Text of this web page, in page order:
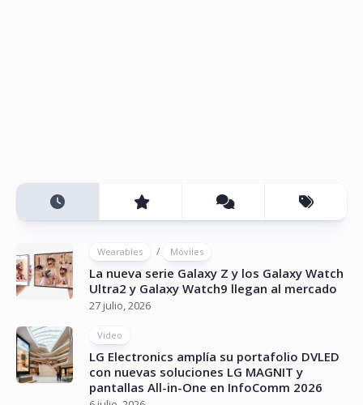
Wearables / Móviles
La nueva serie Galaxy Z y los Galaxy Watch
Ultra2 y Galaxy Watch9 llegan al mercado
27 julio, 2026
Vídeo
LG Electronics amplía su portafolio DVLED
con nuevas soluciones LG MAGNIT y
pantallas All-in-One en InfoComm 2026